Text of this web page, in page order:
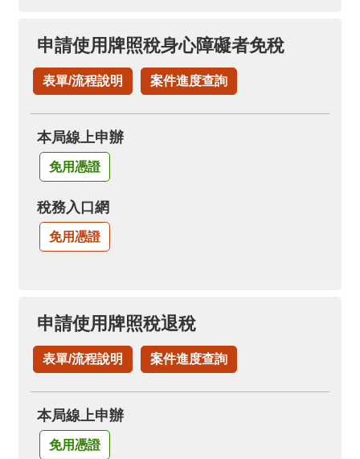
申請使用牌照稅身心障礙者免稅
表單/流程說明 案件進度查詢
本局線上申辦
免用憑證
稅務入口網
免用憑證
申請使用牌照稅退稅
表單/流程說明 案件進度查詢
本局線上申辦
免用憑證